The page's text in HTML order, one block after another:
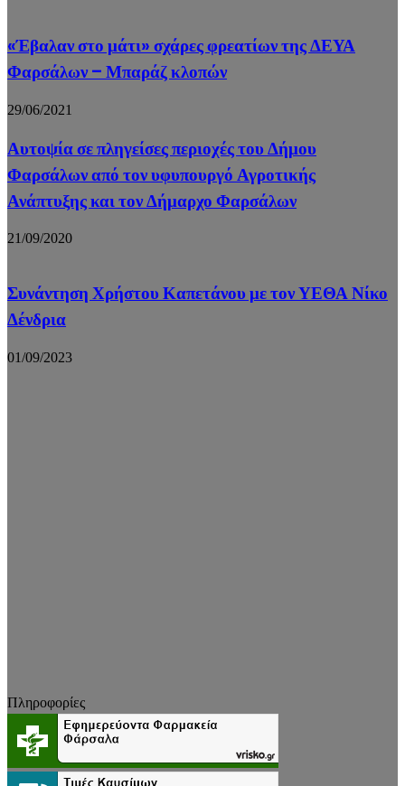
«Έβαλαν στο μάτι» σχάρες φρεατίων της ΔΕΥΑ
Φαρσάλων – Μπαράζ κλοπών
29/06/2021
Αυτοψία σε πληγείσες περιοχές του Δήμου
Φαρσάλων από τον υφυπουργό Αγροτικής
Ανάπτυξης και τον Δήμαρχο Φαρσάλων
21/09/2020
Συνάντηση Χρήστου Καπετάνου με τον ΥΕΘΑ Νίκο
Δένδρια
01/09/2023
Πληροφορίες